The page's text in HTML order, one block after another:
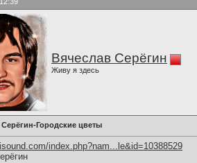
Вячеслав Серёгин
Живу я здесь
Городские цветы
index.php?nam...le&id=10388529